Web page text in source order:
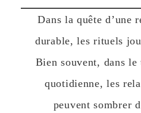
Dans la quête d’une
durable, les rituels
Bien souvent, dans
quotidienne, les
peuvent sombrer